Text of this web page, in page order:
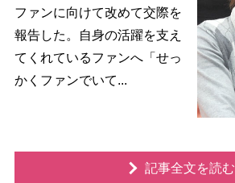
ファンに向けて改めて交際を
報告した。自身の活躍を支え
てくれているファンへ「せっ
かくファンでいて...
記事全文を読む